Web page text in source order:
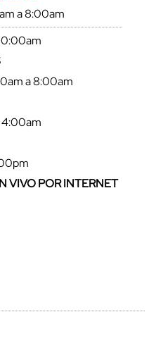
a 8:00am
a 8:00am
4:00am
VIVO POR INTERNET